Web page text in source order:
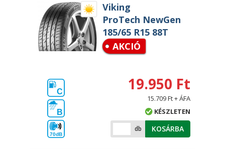
Viking
ProTech NewGen
185/65 R15 88T
AKCIÓ
C
B
70dB
19.950 Ft
15.709 Ft + ÁFA
KÉSZLETEN
db KOSÁRBA